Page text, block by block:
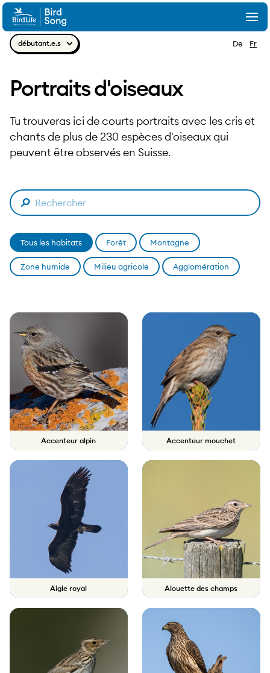
Aller au contenu
débutant.e.s
De Fr
Portraits d'oiseaux
Tu trouveras ici de courts portraits avec les cris et
chants de plus de 230 espèces d'oiseaux qui
peuvent être observés en Suisse.
Filtre
Tous les habitats Forêt Montagne
Zone humide Milieu agricole Agglomération
Liste
des
espèces
Accenteur alpin Accenteur mouchet
Aigle royal Alouette des champs